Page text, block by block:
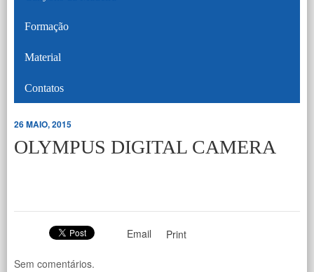
Formação
Material
Contatos
26 MAIO, 2015
OLYMPUS DIGITAL CAMERA
Email Print
Sem comentários.